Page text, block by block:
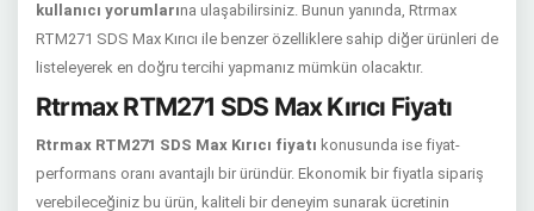
kullanıcı yorumlarına ulaşabilirsiniz. Bunun yanında, Rtrmax
RTM271 SDS Max Kırıcı ile benzer özelliklere sahip diğer ürünleri de
listeleyerek en doğru tercihi yapmanız mümkün olacaktır.
Rtrmax RTM271 SDS Max Kırıcı Fiyatı
Rtrmax RTM271 SDS Max Kırıcı fiyatı konusunda ise fiyat-
performans oranı avantajlı bir üründür. Ekonomik bir fiyatla sipariş
verebileceğiniz bu ürün, kaliteli bir deneyim sunarak ücretinin